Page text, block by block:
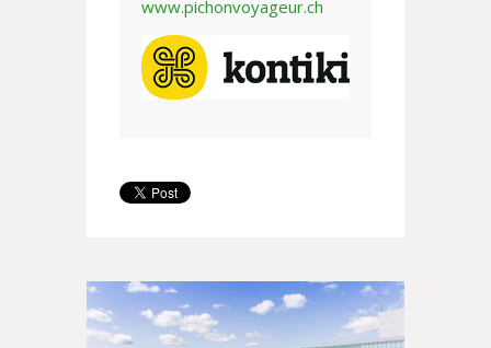
www.pichonvoyageur.ch